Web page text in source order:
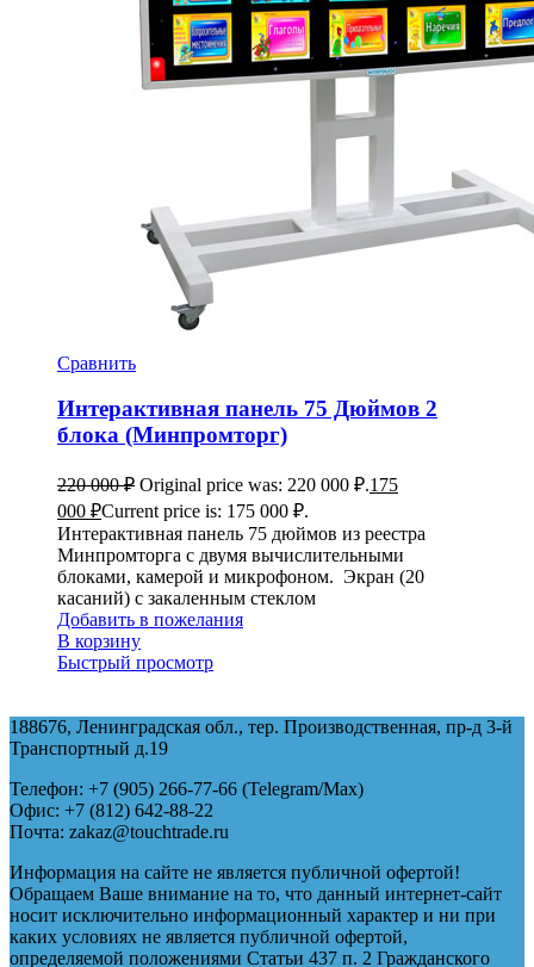
Сравнить
Интерактивная панель 75 Дюймов 2
блока (Минпромторг)
220 000₽ Original price was: 220 000 ₽.175
000 ₽Current price is: 175 000 ₽.
Интерактивная панель 75 дюймов из реестра
Минпромторга с двумя вычислительными
блоками, камерой и микрофоном. Экран (20
касаний) с закаленным стеклом
Добавить в пожелания
В корзину
Быстрый просмотр
188676, Ленинградская обл., тер. Производственная, пр-д 3-й
Транспортный д.19
Телефон: +7 (905) 266-77-66 (Telegram/Maх)
Офис: +7 (812) 642-88-22
Почта: zakaz@touchtrade.ru
Информация на сайте не является публичной офертой!
Обращаем Ваше внимание на то, что данный интернет-сайт
носит исключительно информационный характер и ни при
каких условиях не является публичной офертой,
определяемой положениями Статьи 437 п. 2 Гражданского